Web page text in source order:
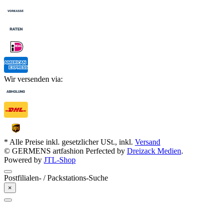
Wir versenden via:
* Alle Preise inkl. gesetzlicher USt., inkl. Versand
© GERMENS artfashion Perfected by Dreizack Medien.
Powered by JTL-Shop
Postfilialen- / Packstations-Suche
×